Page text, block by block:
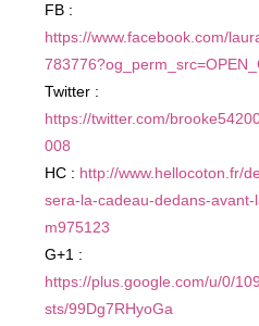
FB :
https://www.facebook.com/
Twitter :
https://twitter.com/
008
HC : http://www.hellocoton.fr/
sera-la-cadeau-dedans-
m975123
G+1 :
https://plus.google.com/u/0/
sts/99Dg7RHyoGa